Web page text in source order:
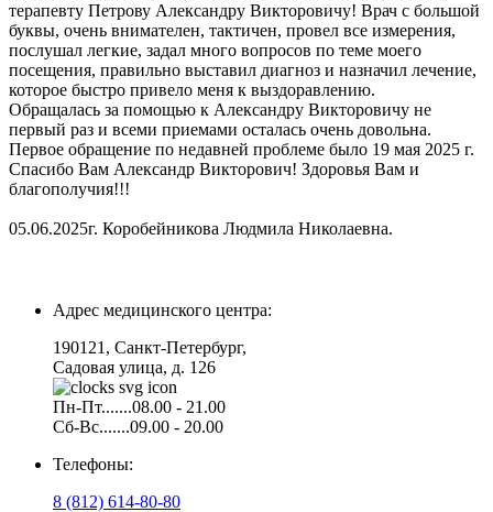
терапевту Петрову Александру Викторовичу! Врач с большой
буквы, очень внимателен, тактичен, провел все измерения,
послушал легкие, задал много вопросов по теме моего
посещения, правильно выставил диагноз и назначил лечение,
которое быстро привело меня к выздоравлению.
Обращалась за помощью к Александру Викторовичу не
первый раз и всеми приемами осталась очень довольна.
Первое обращение по недавней проблеме было 19 мая 2025 г.
Спасибо Вам Александр Викторович! Здоровья Вам и
благополучия!!!
05.06.2025г. Коробейникова Людмила Николаевна.
Адрес медицинского центра:
190121, Санкт-Петербург,
Садовая улица, д. 126
Пн-Пт.......08.00 - 21.00
Сб-Вс.......09.00 - 20.00
Телефоны:
8 (812) 614-80-80